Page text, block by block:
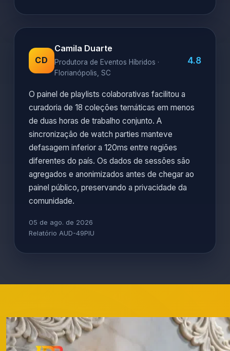
CD
Camila Duarte
Produtora de Eventos Híbridos ·
Florianópolis, SC
4.8
O painel de playlists colaborativas facilitou a
curadoria de 18 coleções temáticas em menos
de duas horas de trabalho conjunto. A
sincronização de watch parties manteve
defasagem inferior a 120ms entre regiões
diferentes do país. Os dados de sessões são
agregados e anonimizados antes de chegar ao
painel público, preservando a privacidade da
comunidade.
05 de ago. de 2026
Relatório AUD-49PIU